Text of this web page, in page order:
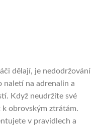
dělají, je nedodržování
naletí na adrenalin a
Když neudržíte své
obrovským ztrátám.
v pravidlech a